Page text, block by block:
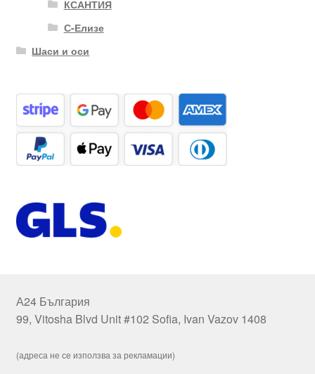
КСАНТИЯ
С-Елизе
Шаси и оси
А24 България
99, Vitosha Blvd Unit #102 Sofia, Ivan Vazov 1408
(адреса не се използва за рекламации)